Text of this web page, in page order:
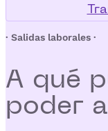
· Salidas laborales ·
A qué
poder